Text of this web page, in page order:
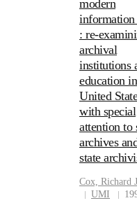
modern
information
: re-
archival
institutions
education
United
with special
attention to
archives
state
Cox, Richard
UMI